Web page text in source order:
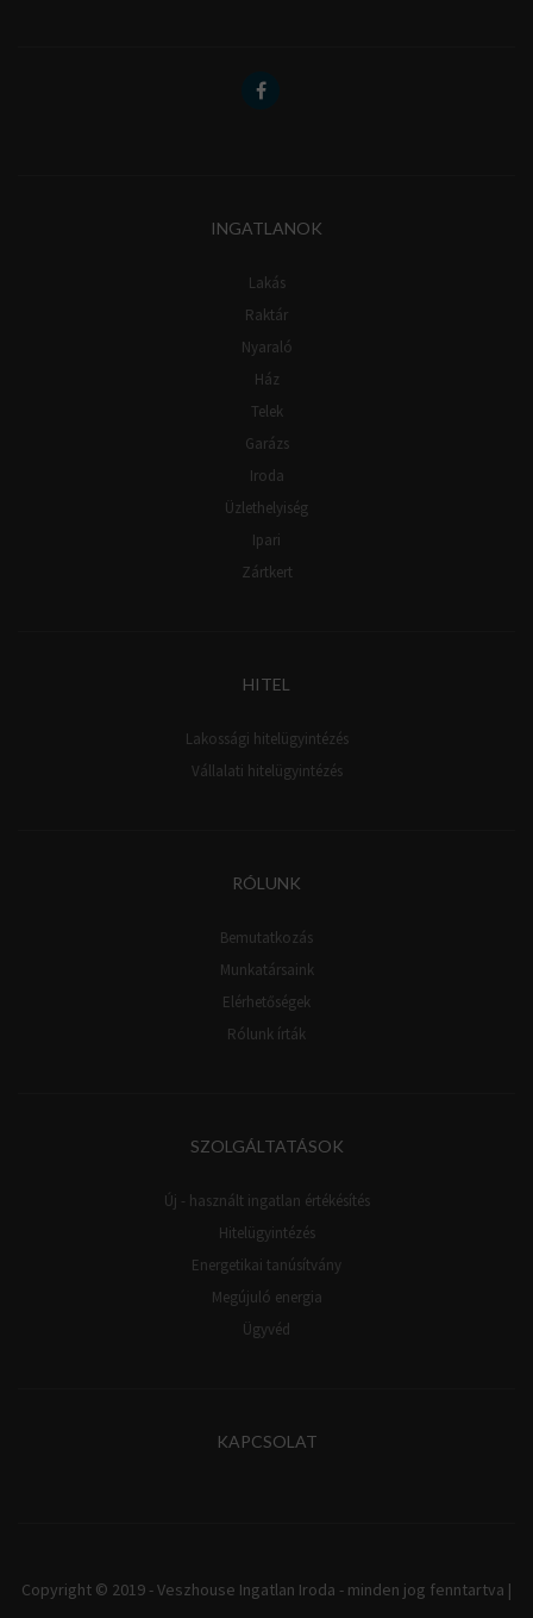
INGATLANOK
Lakás
Raktár
Nyaraló
Ház
Telek
Garázs
Iroda
Üzlethelyiség
Ipari
Zártkert
HITEL
Lakossági hitelügyintézés
Vállalati hitelügyintézés
RÓLUNK
Bemutatkozás
Munkatársaink
Elérhetőségek
Rólunk írták
SZOLGÁLTATÁSOK
Új - használt ingatlan értékésítés
Hitelügyintézés
Energetikai tanúsítvány
Megújuló energia
Ügyvéd
KAPCSOLAT
Copyright © 2019 - Veszhouse Ingatlan Iroda - minden jog fenntartva |